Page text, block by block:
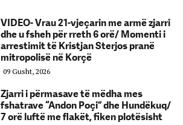
VIDEO- Vrau 21-vjeçarin me armë zjarri
dhe u fsheh për rreth 6 orë/ Momenti i
arrestimit të Kristjan Sterjos pranë
mitropolisë në Korçë
09 Gusht, 2026
Zjarri i përmasave të mëdha mes
fshatrave “Andon Poçi” dhe Hundëkuq/
7 orë luftë me flakët, fiken plotësisht